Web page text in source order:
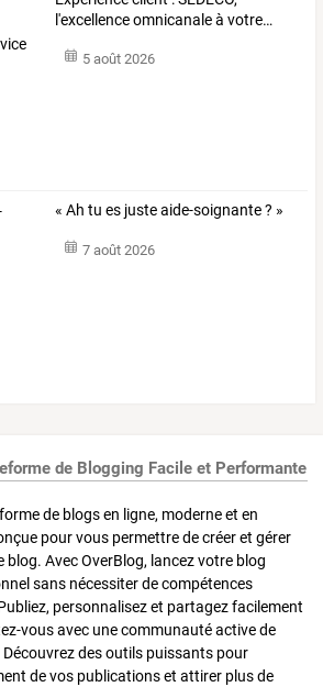
l'excellenceomnicanaleà votre…
5 août 2026
« Ah tu es juste aide-soignante ? »
7 août 2026
de Blogging Facile et Performante
de blogs en ligne, moderne et en
pour vous permettre de créer et gérer
Avec OverBlog, lancez votre blog
sans nécessiter de compétences
personnalisez et partagez facilement
vous avec une communauté active de
des outils puissants pour
de vos publications et attirer plus de